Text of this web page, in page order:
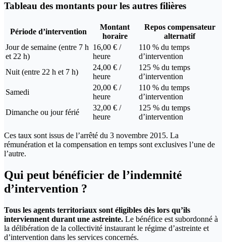
Tableau des montants pour les autres filières
Période d’intervention
Montant
horaire
Repos compensateur
alternatif
Jour de semaine (entre 7 h
et 22 h)
16,00 € /
heure
110 % du temps
d’intervention
Nuit (entre 22 h et 7 h)
24,00 € /
heure
125 % du temps
d’intervention
Samedi
20,00 € /
heure
110 % du temps
d’intervention
Dimanche ou jour férié
32,00 € /
heure
125 % du temps
d’intervention
Ces taux sont issus de l’arrêté du 3 novembre 2015. La
rémunération et la compensation en temps sont exclusives l’une de
l’autre.
Qui peut bénéficier de l’indemnité
d’intervention ?
Tous les agents territoriaux sont éligibles dès lors qu’ils
interviennent durant une astreinte. Le bénéfice est subordonné à
la délibération de la collectivité instaurant le régime d’astreinte et
d’intervention dans les services concernés.